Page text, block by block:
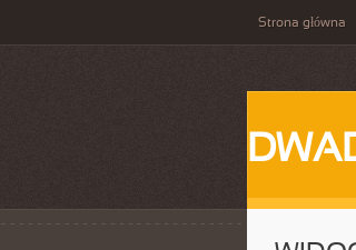
Strona główna